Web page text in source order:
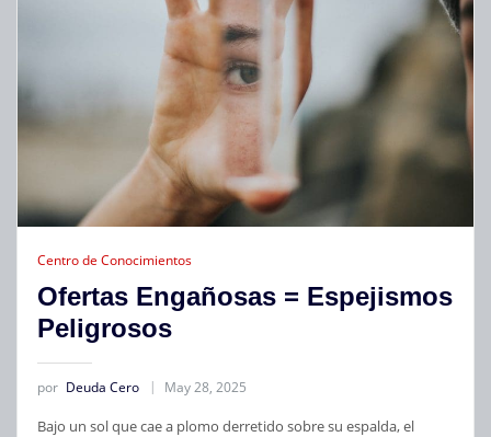
Centro de Conocimientos
Ofertas Engañosas = Espejismos
Peligrosos
por Deuda Cero May 28, 2025
Bajo un sol que cae a plomo derretido sobre su espalda, el